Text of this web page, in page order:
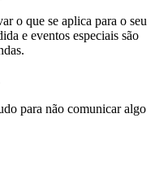
o que se aplica para o seu
e eventos especiais são
para não comunicar algo